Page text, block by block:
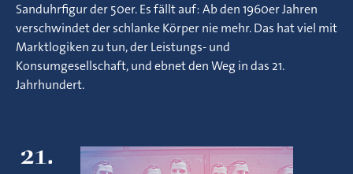
Sanduhrfigur der 50er. Es fällt auf: Ab den 1960er Jahren
verschwindet der schlanke Körper nie mehr. Das hat viel mit
Marktlogiken zu tun, der Leistungs- und
Konsumgesellschaft, und ebnet den Weg in das 21.
Jahrhundert.
21.